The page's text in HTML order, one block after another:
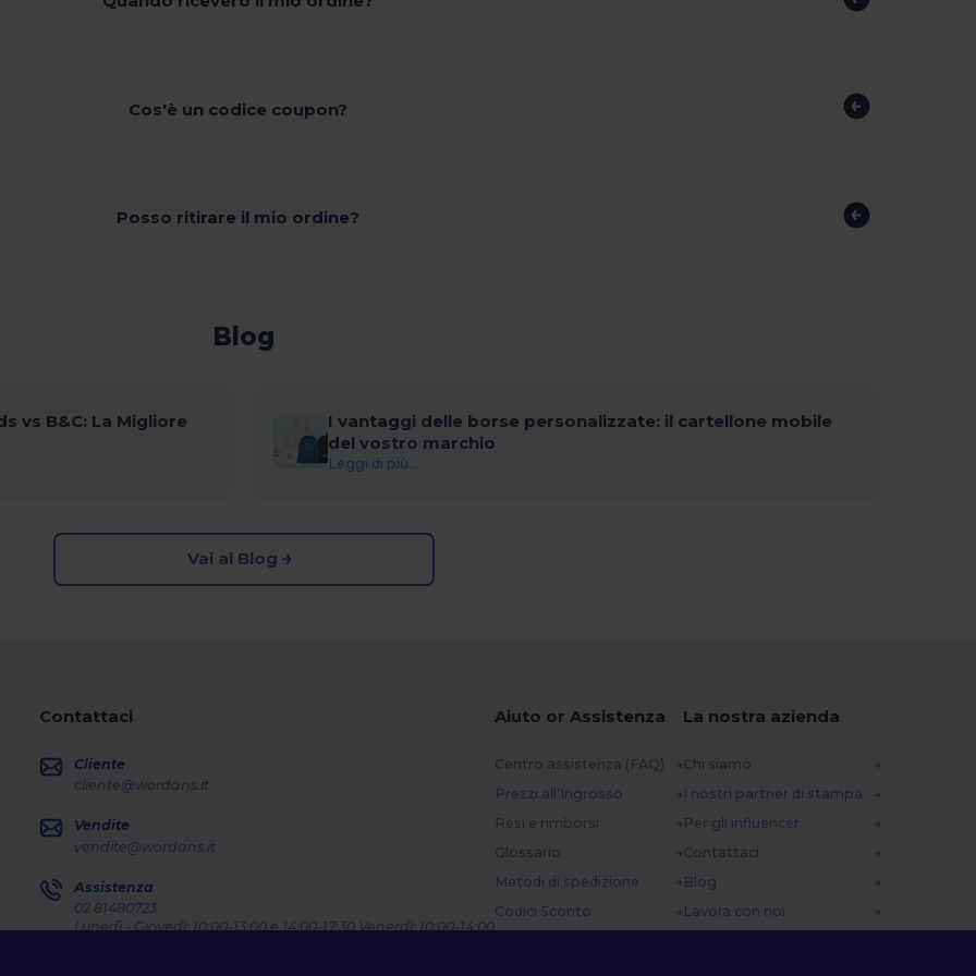
Cos'è un codice coupon?
Posso ritirare il mio ordine?
Blog
vs B&C: La Migliore
I vantaggi delle borse personalizzate: il cartellone mobile
del vostro marchio
Leggi di più...
Vai al Blog
Contattaci
Cliente
cliente@wordans.it
Vendite
vendite@wordans.it
Assistenza
02 81480723
Lunedì - Giovedì: 10:00-13:00 e 14:00-17:30 Venerdì: 10:00-14:00
Aiuto or Assistenza
Centro assistenza (FAQ)
Prezzi all'Ingrosso
Resi e rimborsi
Glossario
Metodi di spedizione
Codici Sconto
La nostra azienda
Chi siamo
I nostri partner di stampa
Per gli influencer
Contattaci
Blog
Lavora con noi